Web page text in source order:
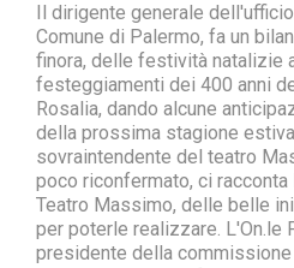
Il dirigente generale
Comune di Palermo, fa un
finora, delle festività natalizie
festeggiamenti dei 400 anni
Rosalia, dando alcune
della prossima stagione
sovraintendente del teatro
poco riconfermato, ci racconta
Teatro Massimo, delle belle
per poterle realizzare. L'On.le
presidente della